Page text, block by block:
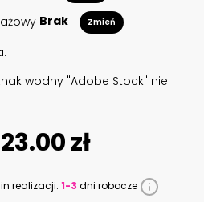
Brak Zmień
wodny "Adobe Stock" nie
zł
realizacji: 1-3 dni robocze